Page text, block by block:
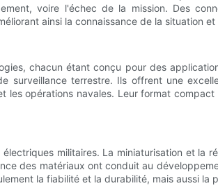
voire l'échec de la mission. Des
ainsi la connaissance de la situation
chacun étant conçu pour des
surveillance terrestre. Ils offrent une
opérations navales. Leur format
militaires. La miniaturisation et la
des matériaux ont conduit au
la fiabilité et la durabilité, mais aussi